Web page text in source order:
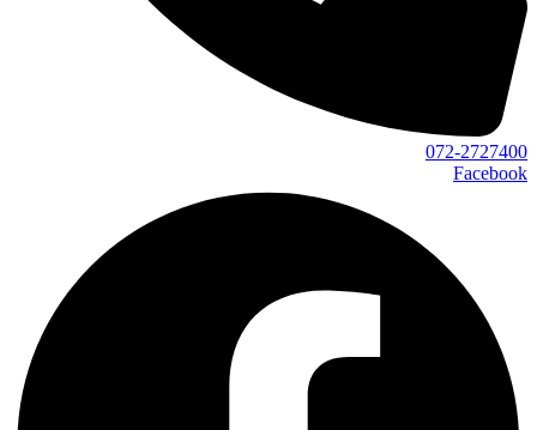
072-2727400
Facebook